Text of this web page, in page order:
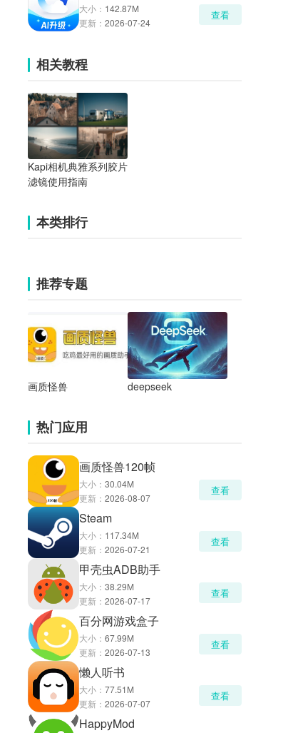
大小： 142.87M
更新： 2026-07-24
查看
相关教程
Kapi相机典雅系列胶片
滤镜使用指南
本类排行
推荐专题
画质怪兽 deepseek
热门应用
画质怪兽120帧
大小： 30.04M
更新： 2026-08-07
查看
Steam
大小： 117.34M
更新： 2026-07-21
查看
甲壳虫ADB助手
大小： 38.29M
更新： 2026-07-17
查看
百分网游戏盒子
大小： 67.99M
更新： 2026-07-13
查看
懒人听书
大小： 77.51M
更新： 2026-07-07
查看
HappyMod